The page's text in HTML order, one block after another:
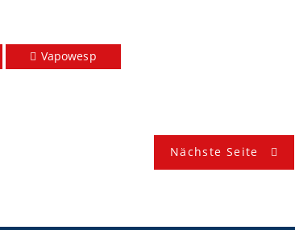
Vapowesp
Nächste Seite